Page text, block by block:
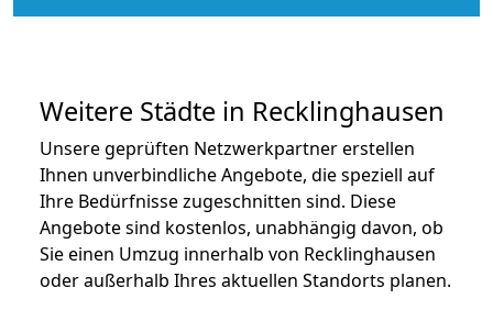
Weitere Städte in Recklinghausen
Unsere geprüften Netzwerkpartner erstellen
Ihnen unverbindliche Angebote, die speziell auf
Ihre Bedürfnisse zugeschnitten sind. Diese
Angebote sind kostenlos, unabhängig davon, ob
Sie einen Umzug innerhalb von Recklinghausen
oder außerhalb Ihres aktuellen Standorts planen.